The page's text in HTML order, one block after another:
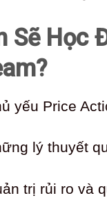
Sẽ Học
yếu Price
lý thuyết
trị rủi ro và